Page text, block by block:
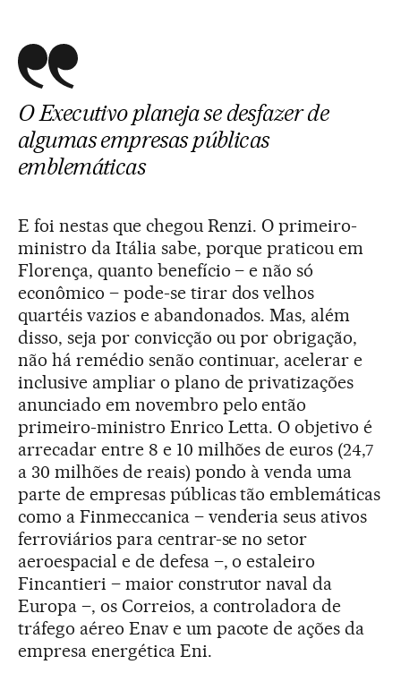
O Executivo planeja se desfazer de
algumas empresas públicas
emblemáticas
E foi nestas que chegou Renzi. O primeiro-
ministro da Itália sabe, porque praticou em
Florença, quanto benefício – e não só
econômico – pode-se tirar dos velhos
quartéis vazios e abandonados. Mas, além
disso, seja por convicção ou por obrigação,
não há remédio senão continuar, acelerar e
inclusive ampliar o plano de privatizações
anunciado em novembro pelo então
primeiro-ministro Enrico Letta. O objetivo é
arrecadar entre 8 e 10 milhões de euros (24,7
a 30 milhões de reais) pondo à venda uma
parte de empresas públicas tão emblemáticas
como a Finmeccanica – venderia seus ativos
ferroviários para centrar-se no setor
aeroespacial e de defesa –, o estaleiro
Fincantieri – maior construtor naval da
Europa –, os Correios, a controladora de
tráfego aéreo Enav e um pacote de ações da
empresa energética Eni.